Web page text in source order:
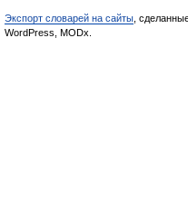
Экспорт словарей на сайты ,
WordPress, MODx.